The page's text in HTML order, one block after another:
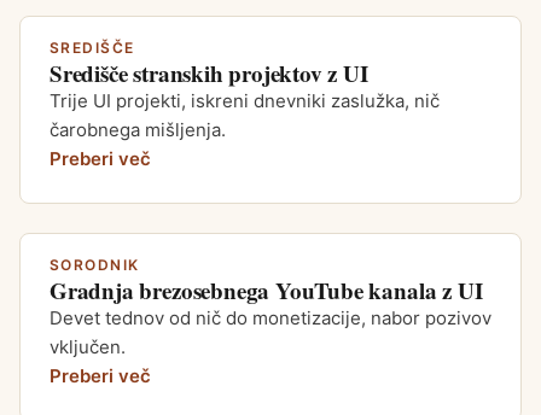
SREDIŠČE
Središče stranskih projektov z UI
Trije UI projekti, iskreni dnevniki zaslužka, nič
čarobnega mišljenja.
Preberi več
SORODNIK
Gradnja brezosebnega YouTube kanala z UI
Devet tednov od nič do monetizacije, nabor pozivov
vključen.
Preberi več